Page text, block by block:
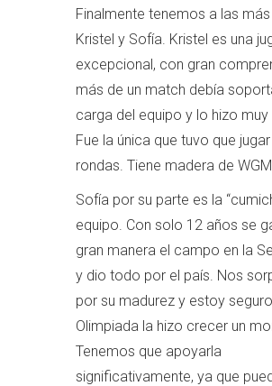
Finalmente tenemos a las
Kristel y Sofía. Kristel es una
excepcional, con gran
más de un match debía
carga del equipo y lo hizo muy
Fue la única que tuvo que jugar
rondas. Tiene madera de
Sofía por su parte es la
equipo. Con solo 12 años se
gran manera el campo en la
y dio todo por el país. Nos
por su madurez y estoy
Olimpiada la hizo crecer un
Tenemos que apoyarla
significativamente, ya que